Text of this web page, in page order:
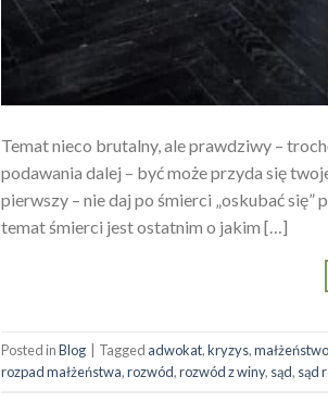
Temat nieco brutalny, ale prawdziwy –
podawania dalej – być może przyda się
pierwszy – nie daj po śmierci „oskubać się”
temat śmierci jest ostatnim o jakim […]
Posted inBlog Tagged adwokat,kryzys,małżeństwo
rozpad małżeństwa,rozwód,rozwód z winy, sąd, sąd